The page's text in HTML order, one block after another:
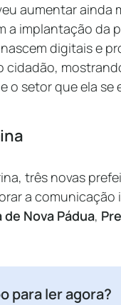
aumentar ainda
a implantação da
digitais e
cidadão,
o setor que ela
três novas
a
Nova Pádua,
para ler agora?